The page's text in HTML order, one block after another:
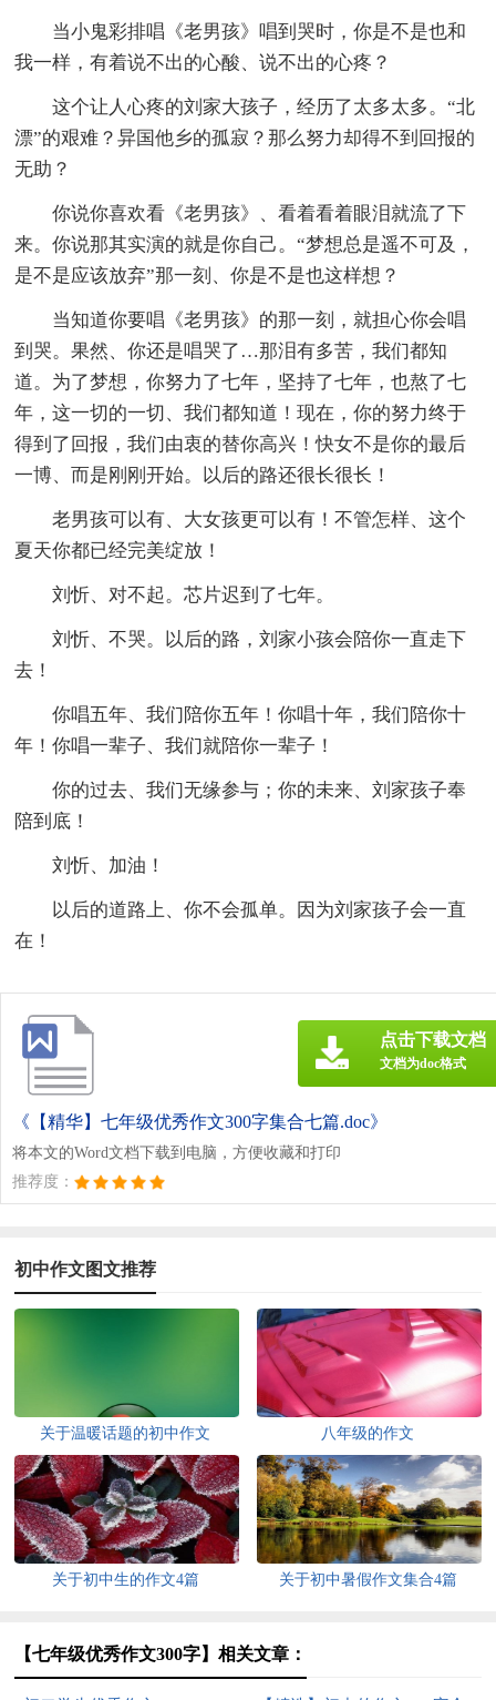
当小鬼彩排唱《老男孩》唱到哭时，你是不是也和
我一样，有着说不出的心酸、说不出的心疼？
这个让人心疼的刘家大孩子，经历了太多太多。“北
漂”的艰难？异国他乡的孤寂？那么努力却得不到回报的
无助？
你说你喜欢看《老男孩》、看着看着眼泪就流了下
来。你说那其实演的就是你自己。“梦想总是遥不可及，
是不是应该放弃”那一刻、你是不是也这样想？
当知道你要唱《老男孩》的那一刻，就担心你会唱
到哭。果然、你还是唱哭了…那泪有多苦，我们都知
道。为了梦想，你努力了七年，坚持了七年，也熬了七
年，这一切的一切、我们都知道！现在，你的努力终于
得到了回报，我们由衷的替你高兴！快女不是你的最后
一博、而是刚刚开始。以后的路还很长很长！
老男孩可以有、大女孩更可以有！不管怎样、这个
夏天你都已经完美绽放！
刘忻、对不起。芯片迟到了七年。
刘忻、不哭。以后的路，刘家小孩会陪你一直走下
去！
你唱五年、我们陪你五年！你唱十年，我们陪你十
年！你唱一辈子、我们就陪你一辈子！
你的过去、我们无缘参与；你的未来、刘家孩子奉
陪到底！
刘忻、加油！
以后的道路上、你不会孤单。因为刘家孩子会一直
在！
《【精华】七年级优秀作文300字集合七篇.doc》
将本文的Word文档下载到电脑，方便收藏和打印
推荐度：
点击下载文档
文档为doc格式
初中作文图文推荐
关于温暖话题的初中作文 八年级的作文
关于初中生的作文4篇 关于初中暑假作文集合4篇
【七年级优秀作文300字】相关文章：